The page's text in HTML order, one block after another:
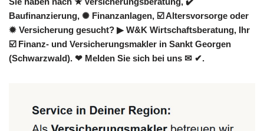
Baufinanzierung, ✺ Finanzanlagen, ☑️ Altersvorsorge oder
✹ Versicherung gesucht? ▶︎ W&K Wirtschaftsberatung, Ihr
☑️ Finanz- und Versicherungsmakler in Sankt Georgen
(Schwarzwald). ❤ Melden Sie sich bei uns ✉ ✔.